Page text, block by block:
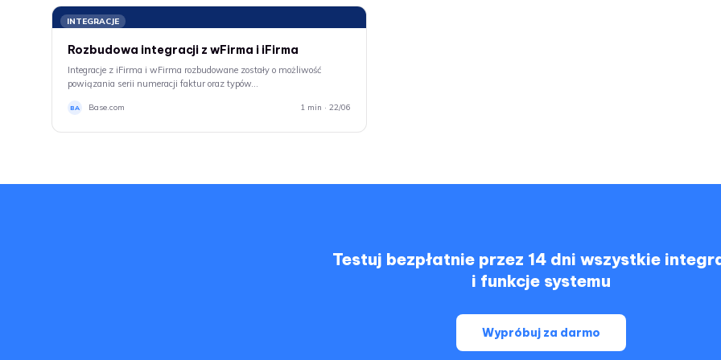
INTEGRACJE
Rozbudowa integracji z wFirma i iFirma
Integracje z iFirma i wFirma rozbudowane zostały o możliwość
powiązania serii numeracji faktur oraz typów…
BA Base.com 1 min · 22/06
Testuj bezpłatnie przez 14 dni wszystkie
i funkcje systemu
Wypróbuj za darmo